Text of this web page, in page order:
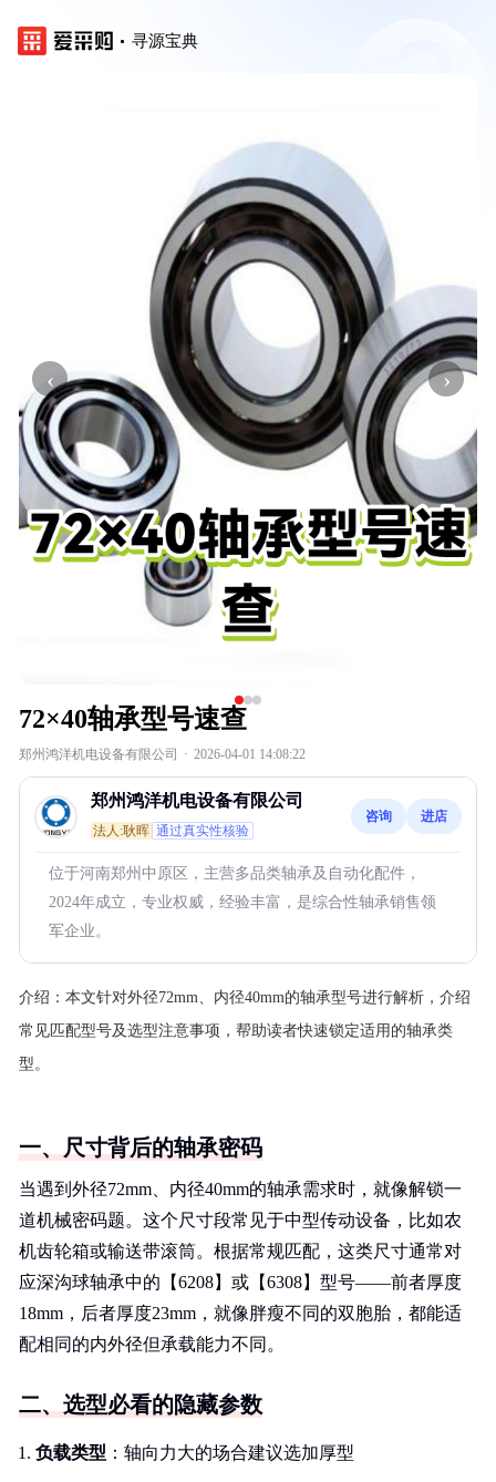
寻源宝典
‹ ›
72×40轴承型号速查
郑州鸿洋机电设备有限公司 · 2026-04-01 14:08:22
郑州鸿洋机电设备有限公司
法人:耿晖 通过真实性核验
咨询 进店
位于河南郑州中原区，主营多品类轴承及自动化配件，
2024年成立，专业权威，经验丰富，是综合性轴承销售领
军企业。
介绍： 本文针对外径72mm、内径40mm的轴承型号进行解析，介绍
常见匹配型号及选型注意事项，帮助读者快速锁定适用的轴承类
型。
一、尺寸背后的轴承密码
当遇到外径72mm、内径40mm的轴承需求时，就像解锁一
道机械密码题。这个尺寸段常见于中型传动设备，比如农
机齿轮箱或输送带滚筒。根据常规匹配，这类尺寸通常对
应深沟球轴承中的【6208】或【6308】型号——前者厚度
18mm，后者厚度23mm，就像胖瘦不同的双胞胎，都能适
配相同的内外径但承载能力不同。
二、选型必看的隐藏参数
负载类型 ：轴向力大的场合建议选加厚型